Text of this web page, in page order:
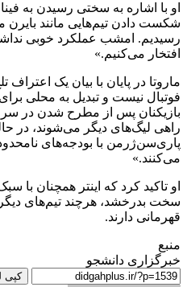
او با اشاره به سختی رسیدن به
شکست دادن تیم‌هایی مانند بایرن
رسیدیم. امشب عملکرد خوبی
افتخار می‌کنیم.»
ماروتا در پایان با بیان یک اعتراف
فوتبال نیست و تبدیل به محلی
بازیکنان پس از مطرح شدن در
راهی لیگ‌های دیگر می‌شوند، در
پاری‌سن‌ژرمن با بودجه‌های
می‌کنند.»
او تاکید کرد که اینتر همچنان
سخت بدرخشد، هرچند تیم‌های
قهرمانی دارند.
منبع
خبرگزاری دانشجو
کپی